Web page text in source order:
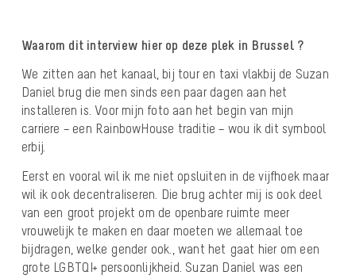
Waarom dit interview hier op deze plek in Brussel ?
We zitten aan het kanaal, bij tour en taxi vlakbij de Suzan
Daniel brug die men sinds een paar dagen aan het
installeren is. Voor mijn foto aan het begin van mijn
carriere – een RainbowHouse traditie – wou ik dit symbool
erbij.
Eerst en vooral wil ik me niet opsluiten in de vijfhoek maar
wil ik ook decentraIiseren. Die brug achter mij is ook deel
van een groot projekt om de openbare ruimte meer
vrouwelijk te maken en daar moeten we allemaal toe
bijdragen, welke gender ook., want het gaat hier om een
grote LGBTQI+ persoonlijkheid. Suzan Daniel was een